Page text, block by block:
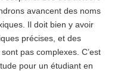
avancent des noms
Il doit bien y avoir
précises, et des
pas complexes. C’est
pour un étudiant en